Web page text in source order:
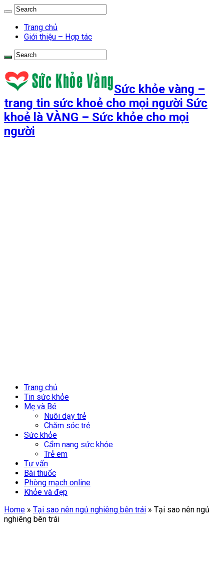
Trang chủ
Giới thiệu – Hợp tác
Sức khỏe vàng –
trang tin sức khoẻ cho mọi người Sức
khoẻ là VÀNG – Sức khỏe cho mọi
người
Trang chủ
Tin sức khỏe
Mẹ và Bé
Nuôi dạy trẻ
Chăm sóc trẻ
Sức khỏe
Cẩm nang sức khỏe
Trẻ em
Tư vấn
Bài thuốc
Phòng mạch online
Khỏe và đẹp
Home » Tại sao nên ngủ nghiêng bên trái » Tại sao nên ngủ
nghiêng bên trái